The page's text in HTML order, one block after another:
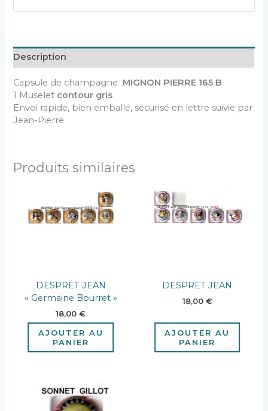
Description
Capsule de champagne MIGNON PIERRE 165 B
1 Muselet contour gris
Envoi rapide, bien emballé, sécurisé en lettre suivie par
Jean-Pierre
Produits similaires
DESPRET JEAN
« Germaine Bourret »
18,00€
AJOUTER AU
PANIER
DESPRET JEAN
18,00 €
AJOUTER AU
PANIER